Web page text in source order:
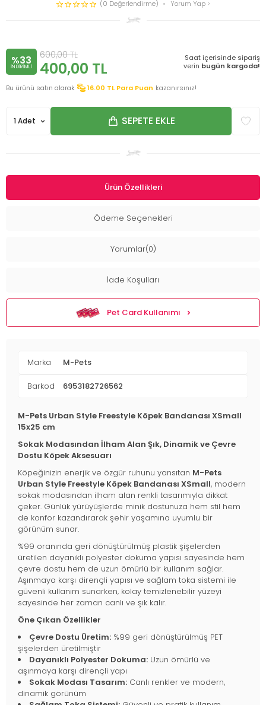
(0 Değerlendirme)
Yorum Yap
%33
INDIRIMLI
600,00TL
400,00 TL
Saat içerisinde sipariş
verin bugün kargoda!
Bu ürünü satın alarak 16.00 TL Para Puan kazanırsınız!
SEPETE EKLE
Ürün Özellikleri
Ödeme Seçenekleri
Yorumlar(0)
İade Koşulları
Pet Card Kullanımı
Marka M-Pets
Barkod 6953182726562
M-Pets Urban Style Freestyle Köpek Bandanası XSmall
15x25 cm
Sokak Modasından İlham Alan Şık, Dinamik ve Çevre
Dostu Köpek Aksesuarı
Köpeğinizin enerjik ve özgür ruhunu yansıtan M-Pets
Urban Style Freestyle Köpek Bandanası XSmall, modern
sokak modasından ilham alan renkli tasarımıyla dikkat
çeker. Günlük yürüyüşlerde minik dostunuza hem stil hem
de konfor kazandırarak şehir yaşamına uyumlu bir
görünüm sunar.
%99 oranında geri dönüştürülmüş plastik şişelerden
üretilen dayanıklı polyester dokuma yapısı sayesinde hem
çevre dostu hem de uzun ömürlü bir kullanım sağlar.
Aşınmaya karşı dirençli yapısı ve sağlam toka sistemi ile
güvenli kullanım sunarken, kolay temizlenebilir yüzeyi
sayesinde her zaman canlı ve şık kalır.
Öne Çıkan Özellikler
Çevre Dostu Üretim: %99 geri dönüştürülmüş PET
şişelerden üretilmiştir
Dayanıklı Polyester Dokuma: Uzun ömürlü ve
aşınmaya karşı dirençli yapı
Sokak Modası Tasarım: Canlı renkler ve modern,
dinamik görünüm